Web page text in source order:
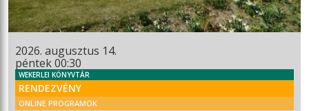
2026. augusztus 14.
péntek 00:30
WEKERLEI KÖNYVTÁR
RENDEZVÉNY
ONLINE PROGRAMOK